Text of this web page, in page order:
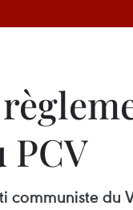
PCV
communiste du